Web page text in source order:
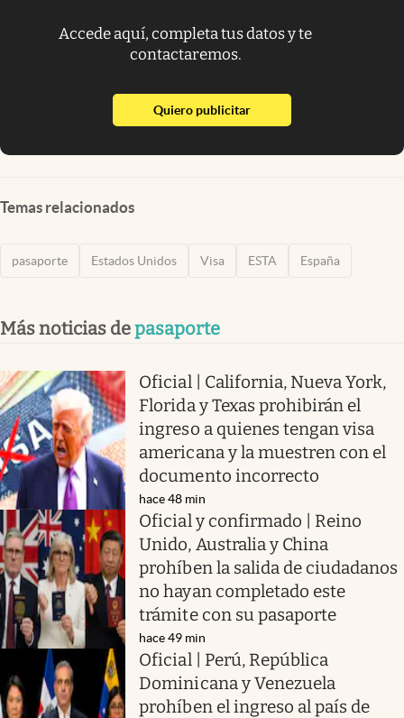
Accede aquí, completa tus datos y te
contactaremos.
Quiero publicitarabre en nueva pestaña
Temas relacionados
pasaporte Estados Unidos Visa ESTA España
Más noticias depasaporte
Oficial | California, Nueva York,
Florida y Texas prohibirán el
ingreso a quienes tengan visa
americana y la muestren con el
documento incorrecto
hace 48 min
Oficial y confirmado | Reino
Unido, Australia y China
prohíben la salida de ciudadanos
no hayan completado este
trámite con su pasaporte
hace 49 min
Oficial | Perú, República
Dominicana y Venezuela
prohíben el ingreso al país de